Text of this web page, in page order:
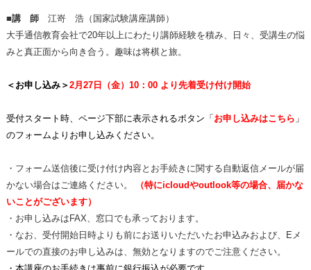
■講 師江嵜 浩（国家試験講座講師）
大手通信教育会社で20年以上にわたり講師経験を積み、日々、受講生の悩
みと真正面から向き合う。趣味は将棋と旅。
＜お申し込み＞ 2月27日（金）10：00 より先着受け付け開始
受付スタート時、ページ下部に表示されるボタン「 お申し込みはこちら 」
のフォームよりお申し込みください。
・フォーム送信後に受け付け内容とお手続きに関する自動返信メールが届
かない場合はご連絡ください。
（特にicloudやoutlook等の場合、届かな
いことがございます）
・お申し込みはFAX、窓口でも承っております。
・なお、受付開始日時よりも前にお送りいただいたお申込みおよび、Eメ
ールでの直接のお申し込みは、無効となりますのでご注意ください。